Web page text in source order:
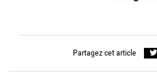
Partagez cet article